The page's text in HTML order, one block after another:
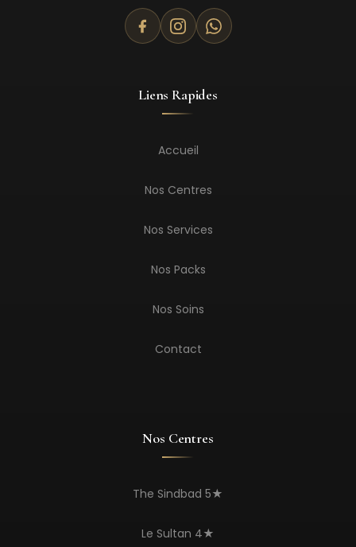
Liens Rapides
Accueil
Nos Centres
Nos Services
Nos Packs
Nos Soins
Contact
Nos Centres
The Sindbad 5★
Le Sultan 4★